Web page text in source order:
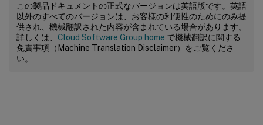
この製品ドキュメントの正式なバージョンは英語版です。英語
以外のすべてのバージョンは、お客様の利便性のためにのみ提
供され、機械翻訳された内容が含まれている場合があります。
詳しくは、 Cloud Software Group home で機械翻訳に関する
免責事項（Machine Translation Disclaimer）をご覧くださ
い。